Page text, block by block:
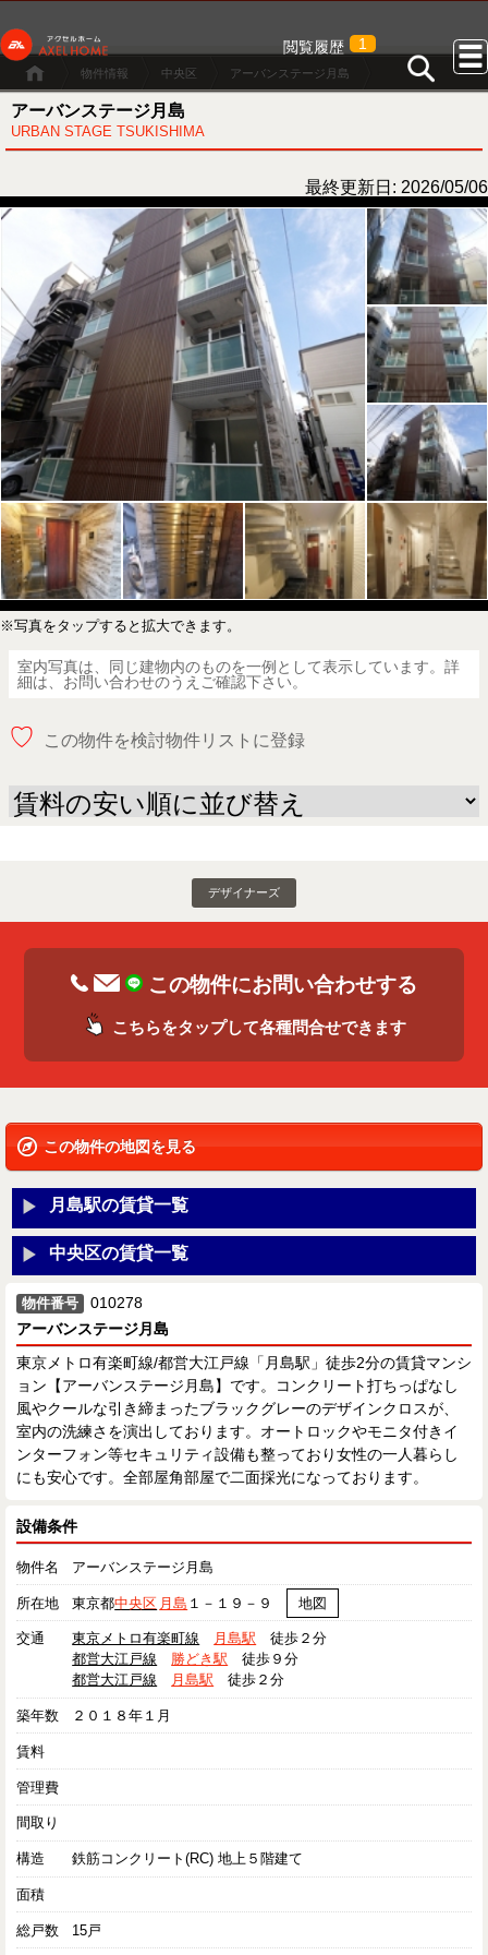
閲覧履歴 1
物件情報 中央区 アーバンステージ月島
アーバンステージ月島
URBAN STAGE TSUKISHIMA
最終更新日: 2026/05/06
※写真をタップすると拡大できます。
室内写真は、同じ建物内のものを一例として表示しています。詳
細は、お問い合わせのうえご確認下さい。
♡ この物件を検討物件リストに登録
デザイナーズ
この物件にお問い合わせする
こちらをタップして各種問合せできます
この物件の地図を見る
月島駅の賃貸一覧
中央区の賃貸一覧
物件番号
010278
アーバンステージ月島
東京メトロ有楽町線/都営大江戸線「月島駅」徒歩2分の賃貸マンシ
ョン【アーバンステージ月島】です。コンクリート打ちっぱなし
風やクールな引き締まったブラックグレーのデザインクロスが、
室内の洗練さを演出しております。オートロックやモニタ付きイ
ンターフォン等セキュリティ設備も整っており女性の一人暮らし
にも安心です。全部屋角部屋で二面採光になっております。
設備条件
物件名 アーバンステージ月島
所在地 東京都中央区 月島 １－１９－９ 地図
交通 東京メトロ有楽町線 月島駅 徒歩２分
都営大江戸線
勝どき駅 徒歩９分
都営大江戸線
月島駅 徒歩２分
築年数 ２０１８年１月
賃料
管理費
間取り
構造 鉄筋コンクリート(RC) 地上５階建て
面積
総戸数 15戸